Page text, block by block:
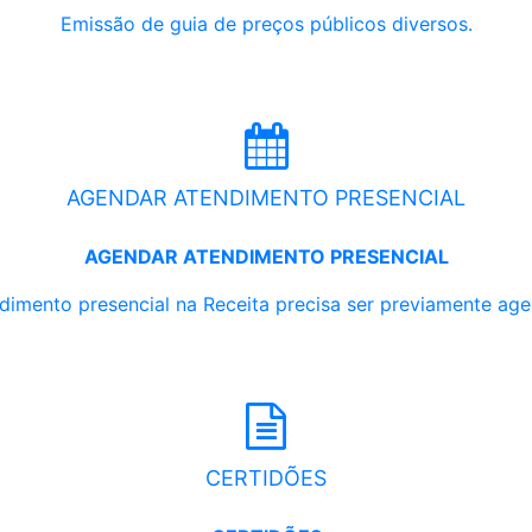
Emissão de guia de preços públicos diversos.
AGENDAR ATENDIMENTO PRESENCIAL
AGENDAR ATENDIMENTO PRESENCIAL
presencial na Receita precisa ser previamente
CERTIDÕES